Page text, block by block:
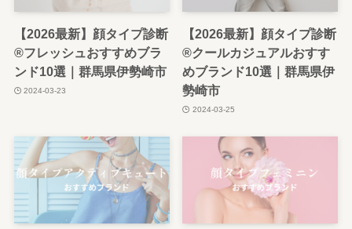
【2026最新】顔タイプ診断
®︎フレッシュおすすめブラ
ンド10選｜群馬県伊勢崎市
2024-03-23
【2026最新】顔タイプ診断
®︎クールカジュアルおすす
めブランド10選｜群馬県伊
勢崎市
2024-03-25